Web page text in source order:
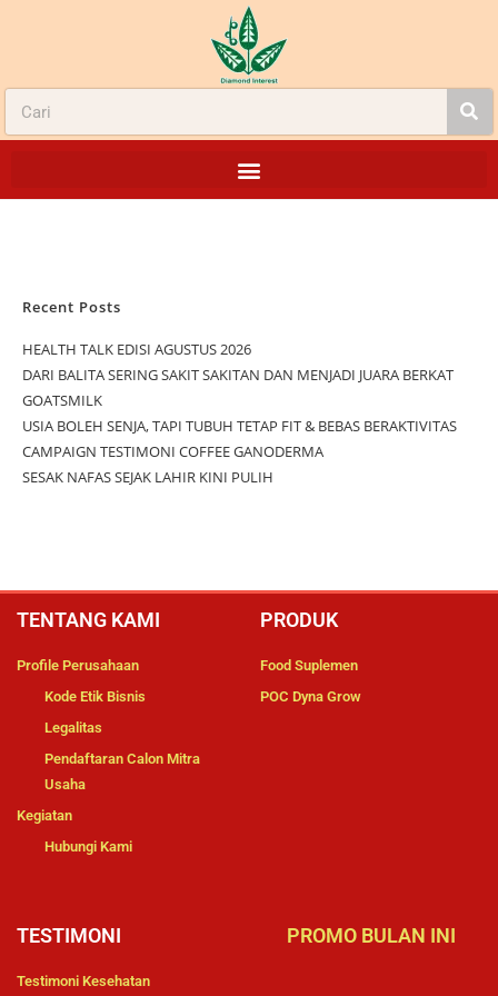
Recent Posts
HEALTH TALK EDISI AGUSTUS 2026
DARI BALITA SERING SAKIT SAKITAN DAN MENJADI JUARA BERKAT
GOATSMILK
USIA BOLEH SENJA, TAPI TUBUH TETAP FIT & BEBAS BERAKTIVITAS
CAMPAIGN TESTIMONI COFFEE GANODERMA
SESAK NAFAS SEJAK LAHIR KINI PULIH
TENTANG KAMI
Profile Perusahaan
Kode Etik Bisnis
Legalitas
Pendaftaran Calon Mitra
Usaha
Kegiatan
Hubungi Kami
PRODUK
Food Suplemen
POC Dyna Grow
TESTIMONI
Testimoni Kesehatan
PROMO BULAN INI